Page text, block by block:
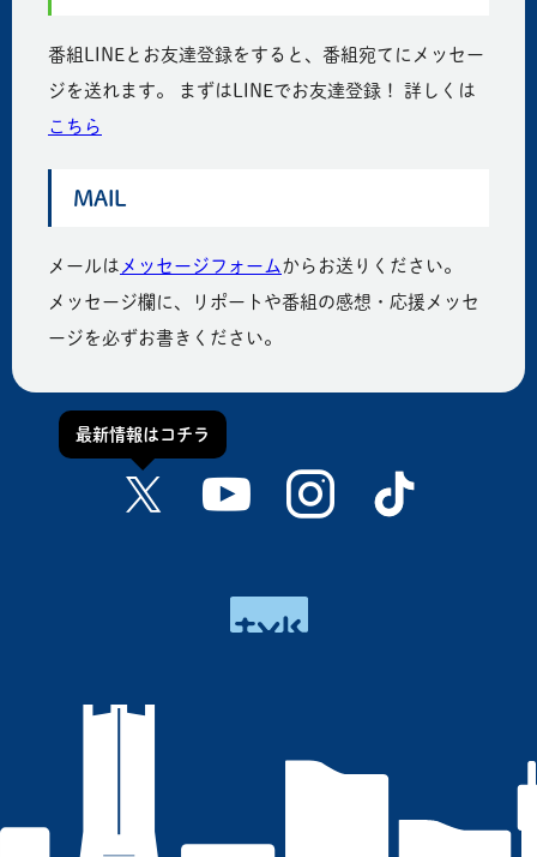
番組LINEとお友達登録をすると、番組宛てにメッセー
ジを送れます。 まずはLINEでお友達登録！ 詳しくは
こちら
MAIL
メールは メッセージフォーム からお送りください。
メッセージ欄に、リポートや番組の感想・応援メッセ
ージを必ずお書きください。
最新情報はコチラ